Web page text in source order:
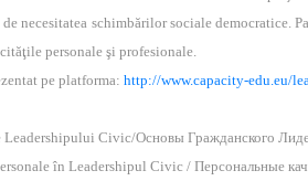
necesitatea schimbărilor sociale democratice.
personale şi profesionale.
pe platforma: http://www.capacity-edu.eu/
Civic/Основы Гражданского
în Leadershipul Civic / Персональные